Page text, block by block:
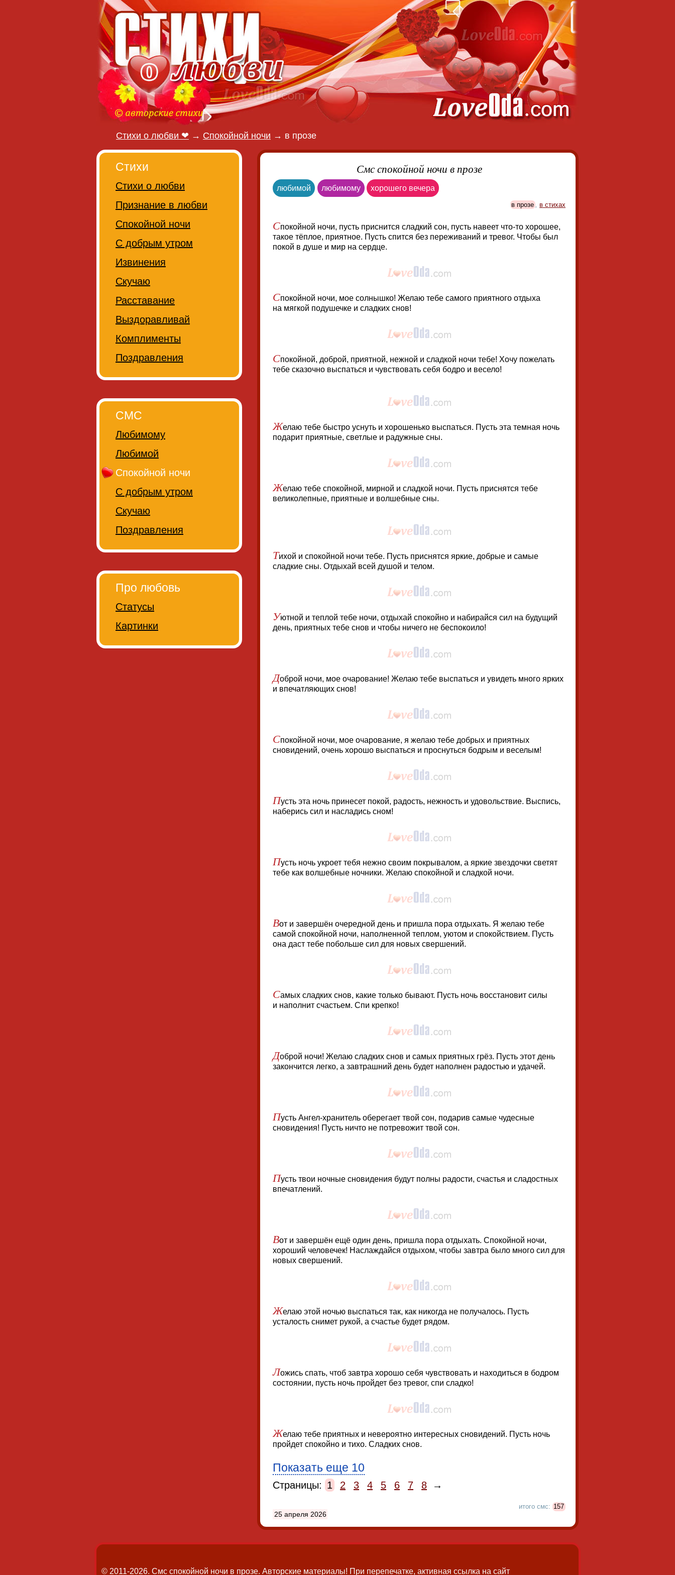
Стихи о любви ❤ → Спокойной ночи → в прозе
Смс спокойной ночи в прозе
любимой любимому хорошего вечера
в прозе в стихах
Спокойной ночи, пусть приснится сладкий сон, пусть навеет что-то хорошее,
такое тёплое, приятное. Пусть спится без переживаний и тревог. Чтобы был
покой в душе и мир на сердце.
Спокойной ночи, мое солнышко! Желаю тебе самого приятного отдыха
на мягкой подушечке и сладких снов!
Спокойной, доброй, приятной, нежной и сладкой ночи тебе! Хочу пожелать
тебе сказочно выспаться и чувствовать себя бодро и весело!
Желаю тебе быстро уснуть и хорошенько выспаться. Пусть эта темная ночь
подарит приятные, светлые и радужные сны.
Желаю тебе спокойной, мирной и сладкой ночи. Пусть приснятся тебе
великолепные, приятные и волшебные сны.
Тихой и спокойной ночи тебе. Пусть приснятся яркие, добрые и самые
сладкие сны. Отдыхай всей душой и телом.
Уютной и теплой тебе ночи, отдыхай спокойно и набирайся сил на будущий
день, приятных тебе снов и чтобы ничего не беспокоило!
Доброй ночи, мое очарование! Желаю тебе выспаться и увидеть много ярких
и впечатляющих снов!
Спокойной ночи, мое очарование, я желаю тебе добрых и приятных
сновидений, очень хорошо выспаться и проснуться бодрым и веселым!
Пусть эта ночь принесет покой, радость, нежность и удовольствие. Выспись,
наберись сил и насладись сном!
Пусть ночь укроет тебя нежно своим покрывалом, а яркие звездочки светят
тебе как волшебные ночники. Желаю спокойной и сладкой ночи.
Вот и завершён очередной день и пришла пора отдыхать. Я желаю тебе
самой спокойной ночи, наполненной теплом, уютом и спокойствием. Пусть
она даст тебе побольше сил для новых свершений.
Самых сладких снов, какие только бывают. Пусть ночь восстановит силы
и наполнит счастьем. Спи крепко!
Доброй ночи! Желаю сладких снов и самых приятных грёз. Пусть этот день
закончится легко, а завтрашний день будет наполнен радостью и удачей.
Пусть Ангел-хранитель оберегает твой сон, подарив самые чудесные
сновидения! Пусть ничто не потревожит твой сон.
Пусть твои ночные сновидения будут полны радости, счастья и сладостных
впечатлений.
Вот и завершён ещё один день, пришла пора отдыхать. Спокойной ночи,
хороший человечек! Наслаждайся отдыхом, чтобы завтра было много сил для
новых свершений.
Желаю этой ночью выспаться так, как никогда не получалось. Пусть
усталость снимет рукой, а счастье будет рядом.
Ложись спать, чтоб завтра хорошо себя чувствовать и находиться в бодром
состоянии, пусть ночь пройдет без тревог, спи сладко!
Желаю тебе приятных и невероятно интересных сновидений. Пусть ночь
пройдет спокойно и тихо. Сладких снов.
Показать еще 10
Страницы: 1 2 3 4 5 6 7 8 →
итого смс: 157
25 апреля 2026
Стихи
Стихи о любви
Признание в любви
Спокойной ночи
С добрым утром
Извинения
Скучаю
Расставание
Выздоравливай
Комплименты
Поздравления
СМС
Любимому
Любимой
Спокойной ночи
С добрым утром
Скучаю
Поздравления
Про любовь
Статусы
Картинки
© 2011-2026. Смс спокойной ночи в прозе. Авторские материалы! При перепечатке, активная ссылка на сайт